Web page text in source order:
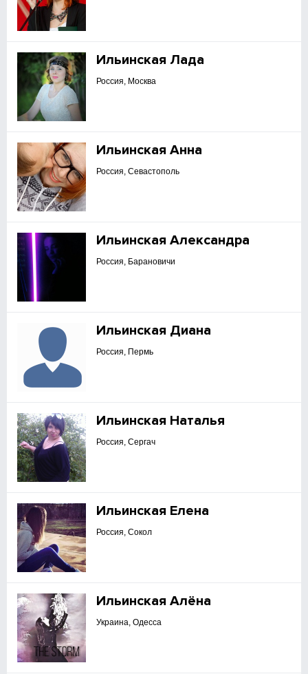
Ильинская Лада
Россия, Москва
Ильинская Анна
Россия, Севастополь
Ильинская Александра
Россия, Барановичи
Ильинская Диана
Россия, Пермь
Ильинская Наталья
Россия, Сергач
Ильинская Елена
Россия, Сокол
Ильинская Алёна
Украина, Одесса